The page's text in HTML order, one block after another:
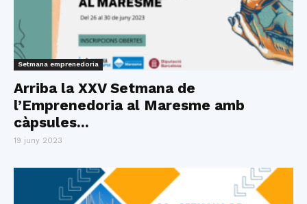
Setmana emprenedoria
Arriba la XXV Setmana de
l’Emprenedoria al Maresme amb
càpsules...
19 juny 2023